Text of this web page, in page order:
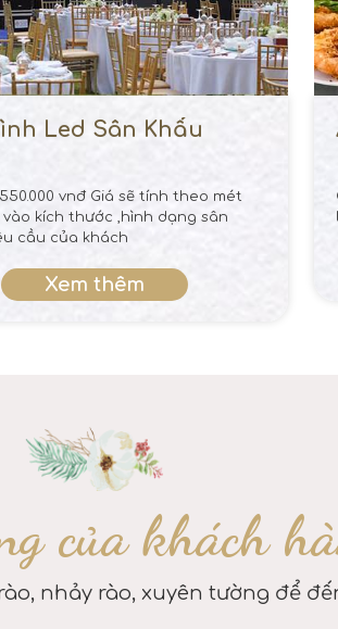
Led Sân Khấu
vnđ Giá sẽ tính theo mét
vào kích thước ,hình dạng sân
cầu của khách
Xem thêm
của khách
nhảy rào, xuyên tường để